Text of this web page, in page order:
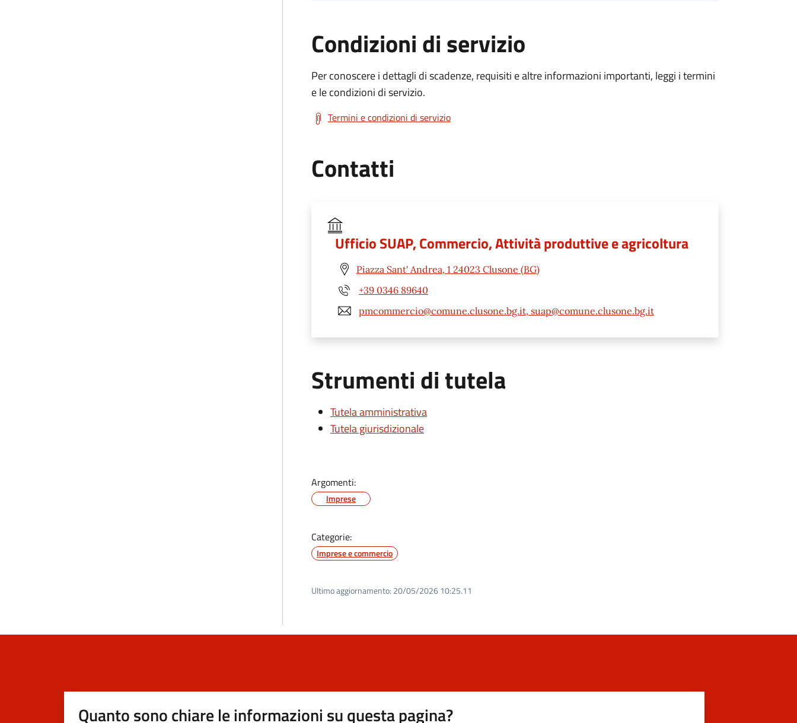
Condizioni di servizio
Per conoscere i dettagli di scadenze, requisiti e altre informazioni importanti, leggi i termini
e le condizioni di servizio.
Termini e condizioni di servizio
Contatti
Ufficio SUAP, Commercio, Attività produttive e agricoltura
Piazza Sant' Andrea, 1 24023 Clusone (BG)
+39 0346 89640
pmcommercio@comune.clusone.bg.it, suap@comune.clusone.bg.it
Strumenti di tutela
Tutela amministrativa
Tutela giurisdizionale
Argomenti:
Imprese
Categorie:
Imprese e commercio
Ultimo aggiornamento: 20/05/2026 10:25.11
Quanto sono chiare le informazioni su questa pagina?